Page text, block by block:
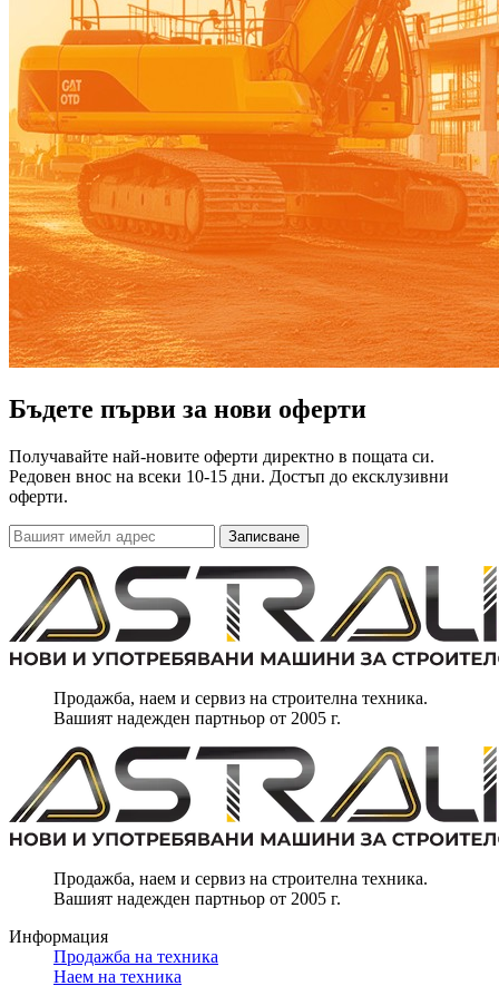
Бъдете първи за нови оферти
Получавайте най-новите оферти директно в пощата си.
Редовен внос на всеки 10-15 дни. Достъп до ексклузивни
оферти.
Записване
Продажба, наем и сервиз на строителна техника.
Вашият надежден партньор от 2005 г.
Продажба, наем и сервиз на строителна техника.
Вашият надежден партньор от 2005 г.
Информация
Продажба на техника
Наем на техника